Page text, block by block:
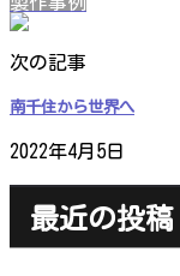
次の記事
南千住から世界へ
2022年4月5日
最近の投稿